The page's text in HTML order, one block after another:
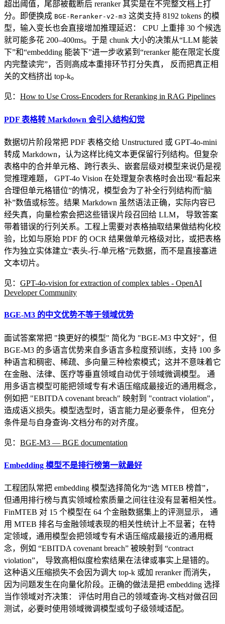
超出阈值，尾部被截断后 reranker 其实是在不完整文档上打
分。即便换成 BGE-Reranker-v2-m3 这类支持 8192 tokens 的模
型，输入变长也会直接增加推理延迟： CPU 上重排 30 个候选
就可能多花 200–400ms。于是 chunk 大小的决策从“LLM 能装
下”和“embedding 能装下”进一步收紧到“reranker 能在限定长度
内完整读完”，否则高成本重排环节打分失真， 反而把真正相
关的文档挤出 top-k。
见： How to Use Cross-Encoders for Reranking in RAG Pipelines
PDF 表格转 Markdown 会引入结构幻觉
数据切片阶段常把 PDF 表格交给 Unstructured 或 GPT-4o-mini
转成 Markdown，认为这样比纯文本更保留行列结构。但复杂
表格中的合并单元格、跨行表头、嵌套层级对模型来说仍是视
觉推理难题， GPT-4o Vision 在处理复杂表格时会出现“看起来
合理但单元格错位”的情况，模型会为了补全行列结构而“脑
补”数值或标签。结果 Markdown 虽然语法正确，实际内容已
经失真，向量检索会把这些错误片段召回给 LLM， 导致答案
带着错误的行列关系。工程上需要对表格抽取结果做结构化校
验，比如与原始 PDF 的 OCR 结果做单元格级对比，或把表格
作为独立实体建立“表头-行-单元格”元数据，而不是直接塞进
文本切片。
见： GPT-4o-vision for extraction of complex tables - OpenAI
Developer Community
BGE-M3 的中文优势不等于领域优势
面试答案常把 "换更好的模型" 简化为 "BGE-M3 中文好"，但
BGE-M3 的多语言优势来自多语言多粒度预训练，支持 100 多
种语言和稠密、稀疏、多向量三种检索模式；这并不意味着它
在金融、法律、医疗等垂直领域自动优于领域微调模型。 通
用多语言模型可能把领域专有术语压缩成最接近的通用概念，
例如把 "EBITDA covenant breach" 映射到 "contract violation"，
造成语义损失。模型选型时，语言能力是必要条件， 但充分
条件是与自身查询-文档分布的对齐度。
见： BGE-M3 — BGE documentation
Embedding 模型不是排行榜第一就最好
工程团队常把 embedding 模型选择简化为“选 MTEB 榜首”，
但通用排行榜与真实领域检索质量之间往往没有显著相关性。
FinMTEB 对 15 个模型在 64 个金融数据集上的评测显示， 通
用 MTEB 排名与金融领域表现的相关性统计上不显著；在特
定领域，通用模型会把领域专有术语压缩成最接近的通用概
念，例如 “EBITDA covenant breach” 被映射到 “contract
violation”， 导致高相似度检索结果在法律或事实上是错的。
这种语义压缩损失不会因为调大 top-k 或加 reranker 而消失，
因为问题发生在向量化阶段。正确的做法是把 embedding 选择
当作领域对齐决策： 评估时用自己的领域查询-文档对做召回
测试，必要时使用领域微调模型或句子级领域适配。